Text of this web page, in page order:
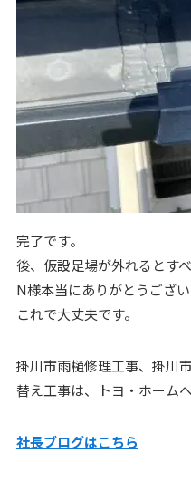
完了です。
後、仮設足場が外れるとすべ
N様本当にありがとうござい
これで大丈夫です。
掛川市雨樋修理工事、掛川
替え工事は、トヨ・ホームへ
社長ブログはこちら